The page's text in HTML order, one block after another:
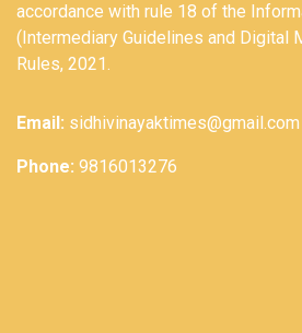
accordance with rule 18 of the
(Intermediary Guidelines and Digital
Rules, 2021.
Email: sidhivinayaktimes@gmail.com
Phone: 9816013276